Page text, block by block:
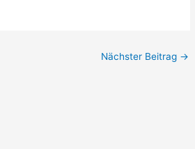
Nächster Beitrag →